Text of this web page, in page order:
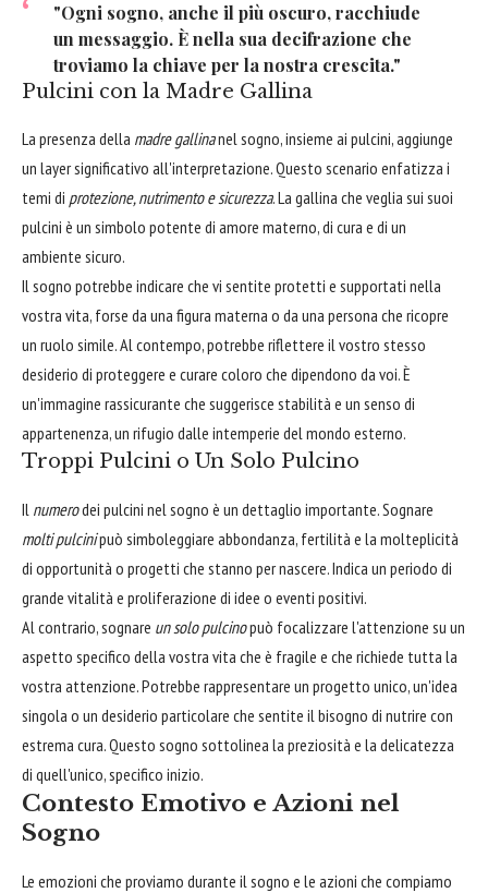
"Ogni sogno, anche il più oscuro, racchiude
un messaggio. È nella sua decifrazione che
troviamo la chiave per la nostra crescita."
Pulcini con la Madre Gallina
La presenza della madre gallinanel sogno, insieme ai pulcini, aggiunge
un layer significativo all'interpretazione. Questo scenario enfatizza i
temi di protezione, nutrimento e sicurezza. La gallina che veglia sui suoi
pulcini è un simbolo potente di amore materno, di cura e di un
ambiente sicuro.
Il sogno potrebbe indicare che vi sentite protetti e supportati nella
vostra vita, forse da una figura materna o da una persona che ricopre
un ruolo simile. Al contempo, potrebbe riflettere il vostro stesso
desiderio di proteggere e curare coloro che dipendono da voi. È
un'immagine rassicurante che suggerisce stabilità e un senso di
appartenenza, un rifugio dalle intemperie del mondo esterno.
Troppi Pulcini o Un Solo Pulcino
Il numerodei pulcini nel sogno è un dettaglio importante. Sognare
molti pulcinipuò simboleggiare abbondanza, fertilità e la molteplicità
di opportunità o progetti che stanno per nascere. Indica un periodo di
grande vitalità e proliferazione di idee o eventi positivi.
Al contrario, sognare un solo pulcinopuò focalizzare l'attenzione su un
aspetto specifico della vostra vita che è fragile e che richiede tutta la
vostra attenzione. Potrebbe rappresentare un progetto unico, un'idea
singola o un desiderio particolare che sentite il bisogno di nutrire con
estrema cura. Questo sogno sottolinea la preziosità e la delicatezza
di quell'unico, specifico inizio.
Contesto Emotivo e Azioni nel
Sogno
Le emozioni che proviamo durante il sogno e le azioni che compiamo